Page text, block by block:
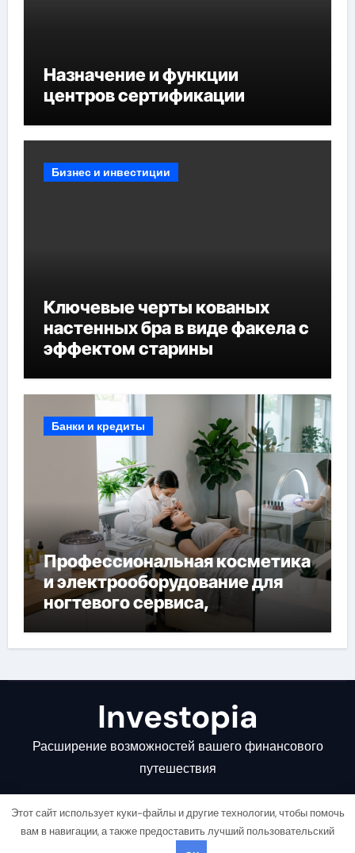
Назначение и функции
центров сертификации
Бизнес и инвестиции
Ключевые черты кованых
настенных бра в виде факела с
эффектом старины
Банки и кредиты
Профессиональная косметика
и электрооборудование для
ногтевого сервиса,
наращивания ресниц и
депиляции
Investopia
Расширение возможностей вашего финансового
путешествия
Этот сайт использует куки-файлы и другие технологии, чтобы помочь
вам в навигации, а также предоставить лучший пользовательский